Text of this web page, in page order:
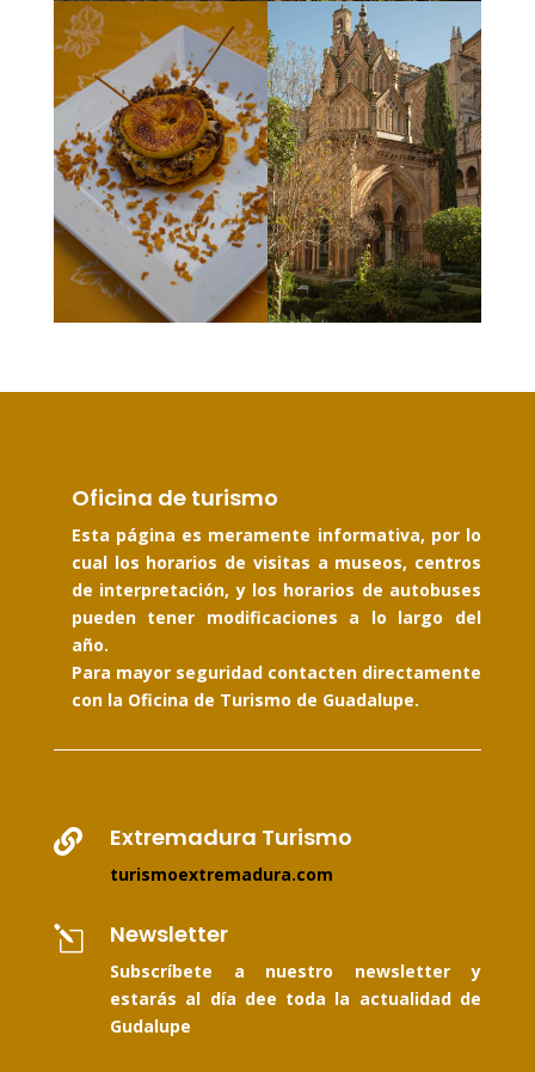
Oficina de turismo
Esta página es meramente informativa, por lo
cual los horarios de visitas a museos, centros
de interpretación, y los horarios de autobuses
pueden tener modificaciones a lo largo del
año.
Para mayor seguridad contacten directamente
con la Oficina de Turismo de Guadalupe.
 Extremadura Turismo
turismoextremadura.com
l Newsletter
Subscríbete a nuestro newsletter y
estarás al día dee toda la actualidad de
Gudalupe